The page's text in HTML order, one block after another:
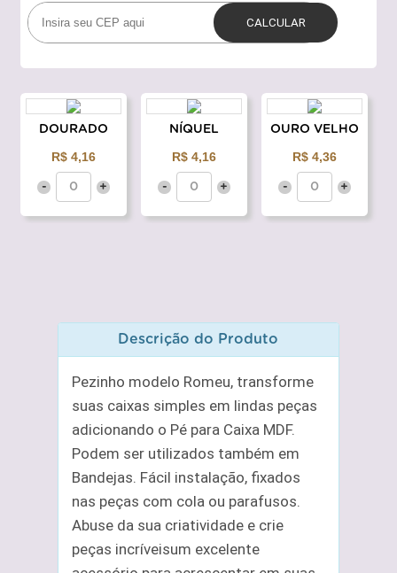
DOURADO
R$ 4,16
- +
NÍQUEL
R$ 4,16
- +
OURO VELHO
R$ 4,36
- +
Descrição do Produto
Pezinho modelo Romeu, transforme
suas caixas simples em lindas peças
adicionando o Pé para Caixa MDF.
Podem ser utilizados também em
Bandejas. Fácil instalação, fixados
nas peças com cola ou parafusos.
Abuse da sua criatividade e crie
peças incríveisum excelente